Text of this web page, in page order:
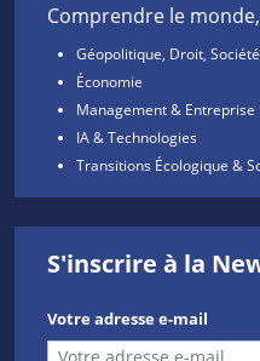
Comprendre le
Géopolitique, Droit, Société
Économie
Management & Entreprise
IA & Technologies
Transitions Écologique &
S'inscrire à la
Votre adresse e-mail